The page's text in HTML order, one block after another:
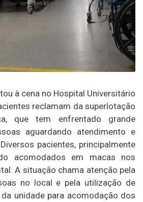
à cena no Hospital Universitário
reclamam da superlotação
que tem enfrentado grande
aguardando atendimento e
pacientes, principalmente
acomodados em macas nos
A situação chama atenção pela
no local e pela utilização de
unidade para acomodação dos